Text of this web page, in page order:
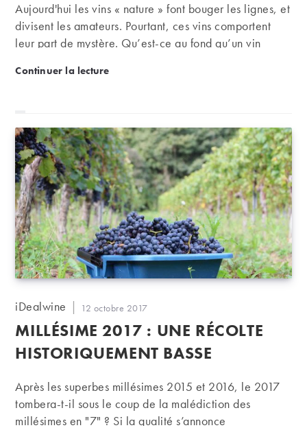
Aujourd'hui les vins « nature » font bouger les lignes, et
divisent les amateurs. Pourtant, ces vins comportent
leur part de mystère. Qu’est-ce au fond qu’un vin
intéressante. Cette Master of Wine est allée sur le
et à travers le monde, elle retranscrit dans un ouvrage
son cheminement qui apporte un éclairage
indépendant et convaincu.
Continuer la lectureLe vin nature à la loupe d’Isabelle Legeron, Master
Auteur/autrice
la
publication :
iDealwine
Publication
publiée :
12 octobre 2017
MILLÉSIME 2017 : UNE RÉCOLTE
HISTORIQUEMENT BASSE
Après les superbes millésimes 2015 et 2016, le 2017
tombera-t-il sous le coup de la malédiction des
millésimes en "7" ? Si la qualité s’annonce